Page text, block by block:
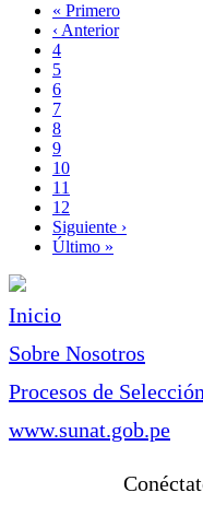
Paginación
Primera
página
« Primero
Página
anterior
‹ Anterior
Page
4
Page
5
Page
6
Page
7
Página
actual
8
Page
9
Page
10
Page
11
Page
12
Siguiente
página
Siguiente ›
Última
Último »
Inicio
Sobre Nosotros
Procesos de Selección
www.sunat.gob.pe